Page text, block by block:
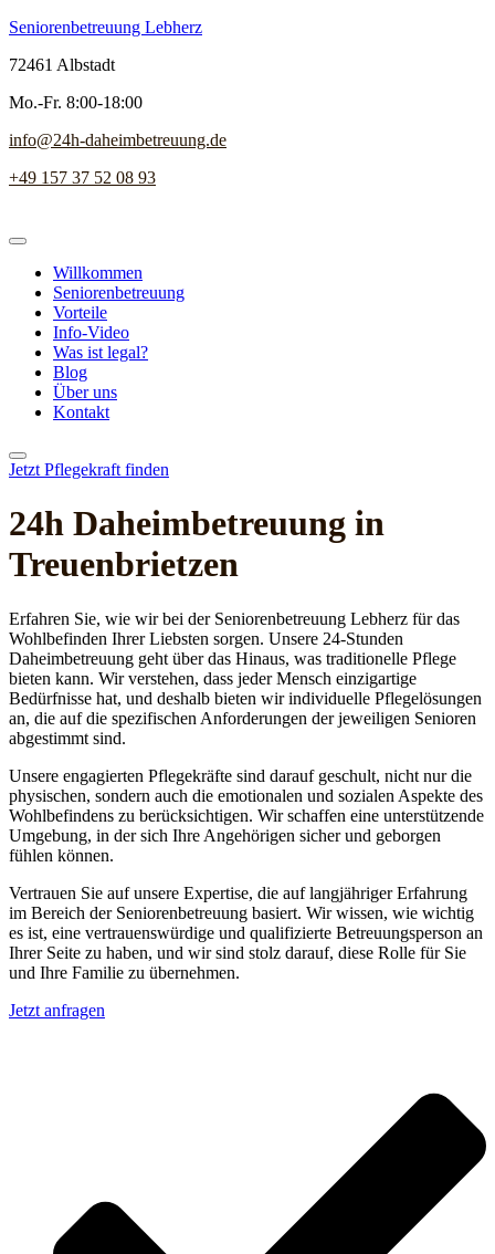
Seniorenbetreuung Lebherz
72461 Albstadt
Mo.-Fr. 8:00-18:00
info@24h-daheimbetreuung.de
+49 157 37 52 08 93
Willkommen
Seniorenbetreuung
Vorteile
Info-Video
Was ist legal?
Blog
Über uns
Kontakt
Jetzt Pflegekraft finden
24h Daheim­betreuung in
Treuenbrietzen
Erfahren Sie, wie wir bei der Seniorenbetreuung Lebherz für das
Wohlbefinden Ihrer Liebsten sorgen. Unsere 24-Stunden
Daheimbetreuung geht über das Hinaus, was traditionelle Pflege
bieten kann. Wir verstehen, dass jeder Mensch einzigartige
Bedürfnisse hat, und deshalb bieten wir individuelle Pflegelösungen
an, die auf die spezifischen Anforderungen der jeweiligen Senioren
abgestimmt sind.
Unsere engagierten Pflegekräfte sind darauf geschult, nicht nur die
physischen, sondern auch die emotionalen und sozialen Aspekte des
Wohlbefindens zu berücksichtigen. Wir schaffen eine unterstützende
Umgebung, in der sich Ihre Angehörigen sicher und geborgen
fühlen können.
Vertrauen Sie auf unsere Expertise, die auf langjähriger Erfahrung
im Bereich der Seniorenbetreuung basiert. Wir wissen, wie wichtig
es ist, eine vertrauenswürdige und qualifizierte Betreuungsperson an
Ihrer Seite zu haben, und wir sind stolz darauf, diese Rolle für Sie
und Ihre Familie zu übernehmen.
Jetzt anfragen